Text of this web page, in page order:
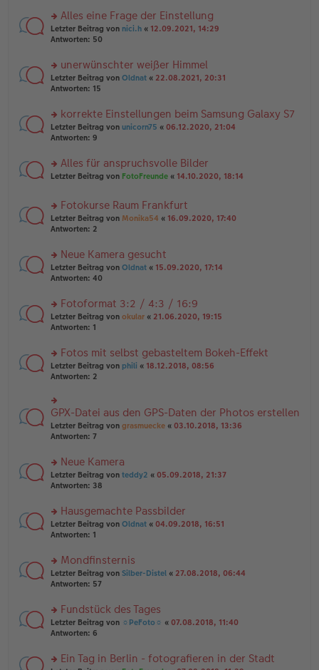
tr
a
g
e
n
er
tr
a
g
n
g
el
e
n
er
tr
a
g
rs
te
n
g
el
e
n
er
tr
a
Alles eine Frage der Einstellung
Letzter Beitrag von nici.h « 12.09.2021, 14:29
Antworten: 50
rs
te
n
g
el
e
n
ei
tr
a
unerwünschter weißer Himmel
Letzter Beitrag von Oldnat « 22.08.2021, 20:31
Antworten: 15
rs
te
n
g
es
e
n
er
ei
tr
a
korrekte Einstellungen beim Samsung Galaxy S7
Letzter Beitrag von unicorn75 « 06.12.2020, 21:04
Antworten: 9
rs
u
n
g
es
e
n
er
ei
tr
a
Alles für anspruchsvolle Bilder
Letzter Beitrag von FotoFreunde « 14.10.2020, 18:14
rs
te
n
g
el
e
n
er
tr
a
g
Fotokurse Raum Frankfurt
Letzter Beitrag von Monika54 « 16.09.2020, 17:40
Antworten: 2
rs
te
n
g
el
e
n
er
tr
a
g
Neue Kamera gesucht
Letzter Beitrag von Oldnat « 15.09.2020, 17:14
Antworten: 40
rs
te
n
g
el
e
n
er
B
a
g
Fotoformat 3:2 / 4:3 / 16:9
Letzter Beitrag von okular « 21.06.2020, 19:15
Antworten: 1
rs
te
u
n
g
el
es
n
er
B
a
g
Fotos mit selbst gebasteltem Bokeh-Effekt
Letzter Beitrag von phili « 18.12.2018, 08:56
Antworten: 2
rs
te
r
g
el
es
n
er
B
ei
a
g
GPX-Datei aus den GPS-Daten der Photos erstellen
Letzter Beitrag von grasmuecke « 03.10.2018, 13:36
Antworten: 7
rs
te
n
g
el
e
n
er
tr
a
g
Neue Kamera
Letzter Beitrag von teddy2 « 05.09.2018, 21:37
Antworten: 38
rs
te
n
g
el
e
n
er
tr
Hausgemachte Passbilder
Letzter Beitrag von Oldnat « 04.09.2018, 16:51
Antworten: 1
rs
te
n
g
el
e
Mondfinsternis
Letzter Beitrag von Silber-Distel « 27.08.2018, 06:44
Antworten: 57
rs
te
n
Fundstück des Tages
Letzter Beitrag von ☼PeFoto☼ « 07.08.2018, 11:40
Antworten: 6
Ein Tag in Berlin - fotografieren in der Stadt